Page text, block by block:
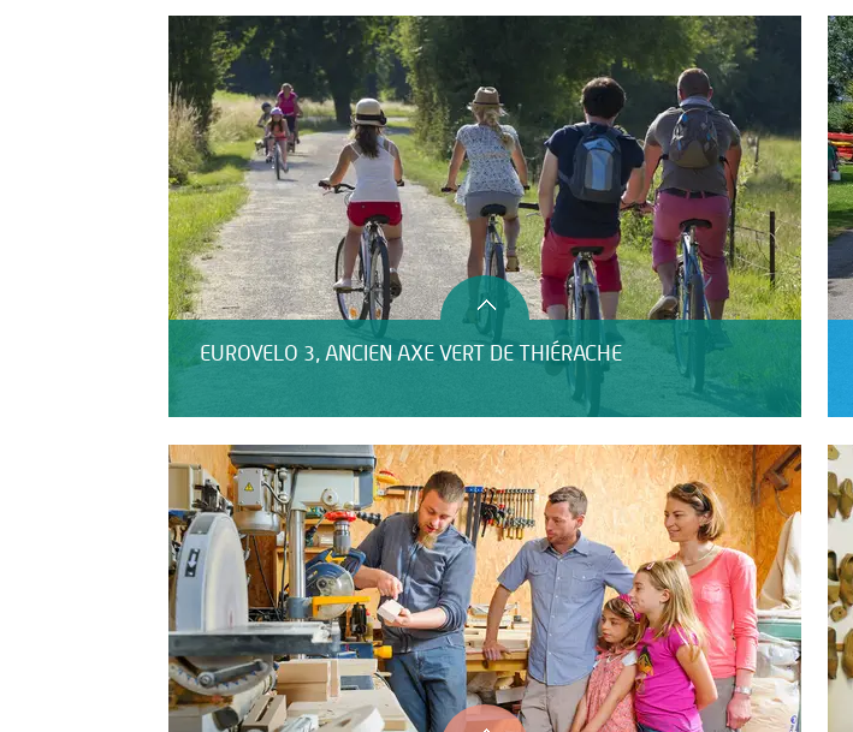
EUROVELO 3, ANCIEN AXE VERT DE THIÉRACHE